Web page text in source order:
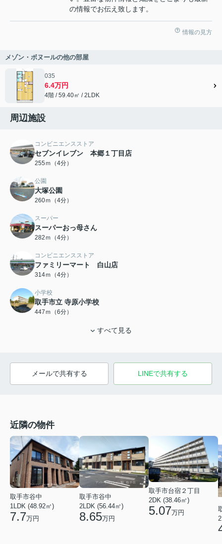
の情報でお伝え致します。
情報の見方
メゾン・ボヌールの他の部屋
035
6.4万円
4階 / 59.40㎡ / 2LDK
周辺施設
コンビニエンスストア
セブンイレブン 本郷１丁目店
255ｍ（4分）
公園
大塚公園
260ｍ（4分）
スーパー
スーパーおっ母さん
282ｍ（4分）
コンビニエンスストア
ファミリーマート 白山店
314ｍ（4分）
小学校
取手市立 寺原小学校
447ｍ（6分）
すべて見る
メールで共有する LINEで共有する
近隣の物件
取手市谷中
1LDK (48.92㎡)
7.7万円
取手市谷中
2LDK (56.44㎡)
8.65万円
取手市台宿２丁目
2DK (38.46㎡)
5.07万円